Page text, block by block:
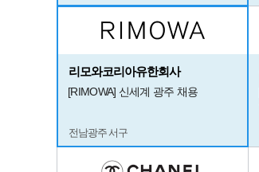
리모와코리아유한회사
[RIMOWA] 신세계 광주 채용
전남광주 서구